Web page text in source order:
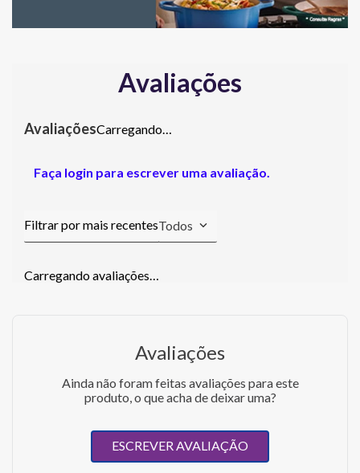
Avaliações
Carregando…
Faça login para escrever uma avaliação.
Todos
Carregando avaliações…
Avaliações
Ainda não foram feitas avaliações para este
produto, o que acha de deixar uma?
ESCREVER AVALIAÇÃO